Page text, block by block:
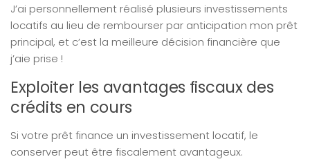
J’ai personnellement réalisé plusieurs investissements
locatifs au lieu de rembourser par anticipation mon prêt
principal, et c’est la meilleure décision financière que
j’aie prise !
Exploiter les avantages fiscaux des
crédits en cours
Si votre prêt finance un investissement locatif, le
conserver peut être fiscalement avantageux.